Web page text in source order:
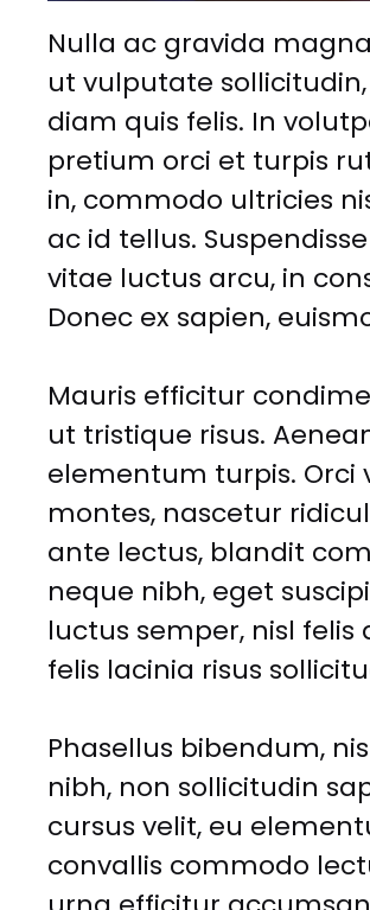
Nulla ac gravida
ut vulputate
diam quis felis. In
pretium orci et turpis
in, commodo ultricies
ac id tellus.
vitae luctus arcu, in
Donec ex sapien,
Mauris efficitur
ut tristique risus.
elementum turpis.
montes, nascetur
ante lectus, blandit
neque nibh, eget
luctus semper, nisl
felis lacinia risus
Phasellus bibendum,
nibh, non sollicitudin
cursus velit, eu
convallis commodo